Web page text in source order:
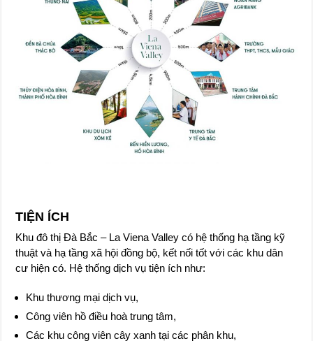
TIỆN ÍCH
Khu đô thị Đà Bắc – La Viena Valley có hệ thống hạ tầng kỹ
thuật và hạ tầng xã hội đồng bộ, kết nối tốt với các khu dân
cư hiện có. Hệ thống dịch vụ tiện ích như:
Khu thương mại dịch vụ,
Công viên hồ điều hoà trung tâm,
Các khu công viên cây xanh tại các phân khu,